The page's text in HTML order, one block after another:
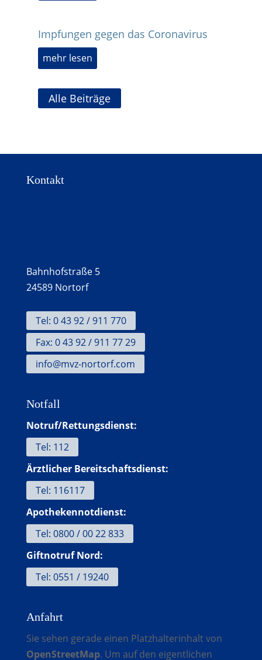
Impfungen gegen das Coronavirus
mehr lesen
Alle Beiträge
Kontakt
Bahnhofstraße 5
24589 Nortorf
Tel: 0 43 92 / 911 770
Fax: 0 43 92 / 911 77 29
info@mvz-nortorf.com
Notfall
Notruf/Rettungsdienst:
Tel: 112
Ärztlicher Bereitschaftsdienst:
Tel: 116117
Apothekennotdienst:
Tel: 0800 / 00 22 833
Giftnotruf Nord:
Tel: 0551 / 19240
Anfahrt
Sie sehen gerade einen Platzhalterinhalt von
OpenStreetMap. Um auf den eigentlichen